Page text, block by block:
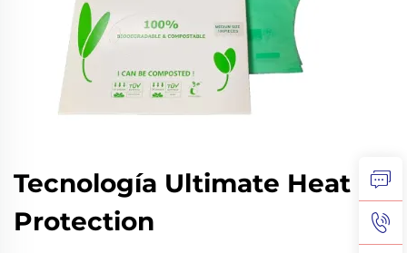
Tecnología Ultimate Heat
Protection